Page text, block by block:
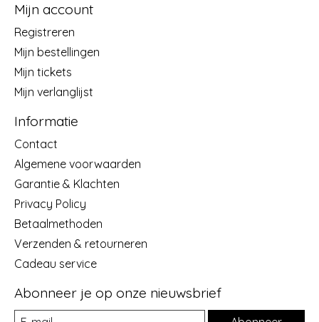
Mijn account
Registreren
Mijn bestellingen
Mijn tickets
Mijn verlanglijst
Informatie
Contact
Algemene voorwaarden
Garantie & Klachten
Privacy Policy
Betaalmethoden
Verzenden & retourneren
Cadeau service
Abonneer je op onze nieuwsbrief